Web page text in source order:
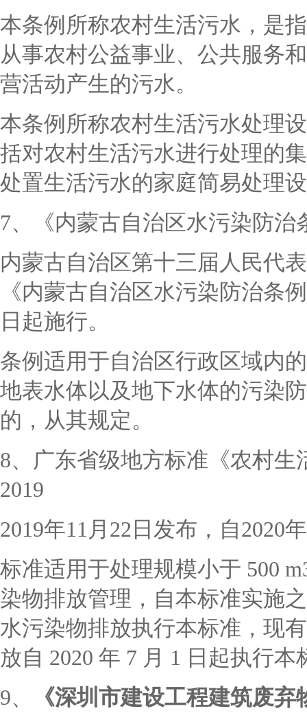
本条例所称农村生活污水，是
从事农村公益事业、公共服务
营活动产生的污水。
本条例所称农村生活污水处理
括对农村生活污水进行处理的
处置生活污水的家庭简易处理
7、《内蒙古自治区水污染防治
内蒙古自治区第十三届人民代
《内蒙古自治区水污染防治条
日起施行。
条例适用于自治区行政区域内
地表水体以及地下水体的污染
的，从其规定。
8、广东省级地方标准《农村生
2019
2019年11月22日发布，自2020
标准适用于处理规模小于 500
染物排放管理，自本标准实施
水污染物排放执行本标准，现
放自 2020 年 7 月 1 日起执行本
9、
《深圳市建设工程建筑废